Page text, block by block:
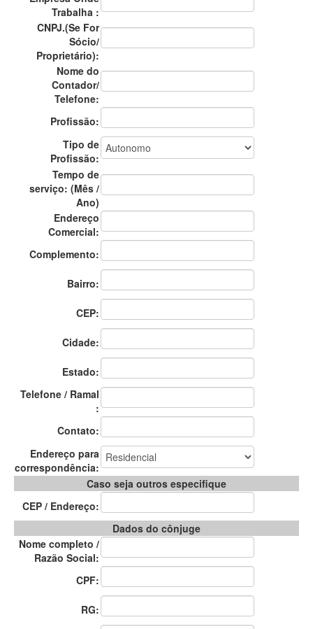
Trabalha :
CNPJ.(Se For
Sócio/
Proprietário):
Nome do
Contador/
Telefone:
Profissão:
Tipo de
Profissão:
Tempo de
serviço: (Mês /
Ano)
Endereço
Comercial:
Complemento:
Bairro:
CEP:
Cidade:
Estado:
Telefone / Ramal
:
Contato:
Endereço para
correspondência:
Caso seja outros especifique
CEP / Endereço:
Dados do cônjuge
Nome completo /
Razão Social:
CPF:
RG: